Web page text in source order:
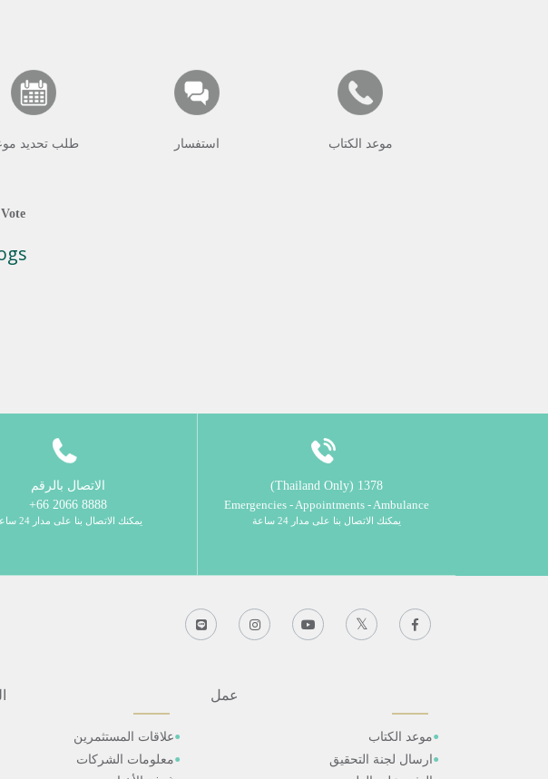
موعد الكتاب استفسار طلب تحديد
1378 (Thailand Only)
Emergencies - Appointments - Ambulance
يمكنك الاتصال بنا على مدار 24 ساعة
الاتصال بالرقم
8888 2066 66+
يمكنك الاتصال بنا على مدار 24 ساعة
عمل
موعد الكتاب
ارسال لجنة التحقيق
علاقات المستثمرين
معلومات الشركات